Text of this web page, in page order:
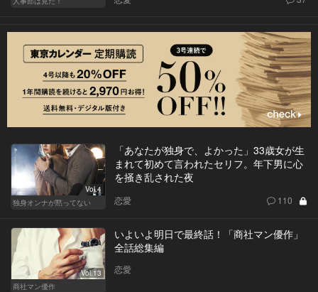
Vol.4
独身オンナが黙ってない
「あなたが独身で、よかった」33歳女が生
まれて初めて言われたセリフ。年下男に心
を掻き乱された夜
恋愛 110
Vol.13
商社マン優作
いよいよ明日で最終話！「商社マン優作」
全話総集編
恋愛